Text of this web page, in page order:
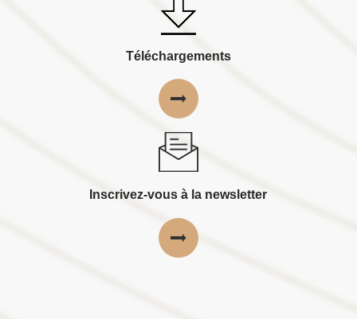
Téléchargements
Inscrivez-vous à la newsletter